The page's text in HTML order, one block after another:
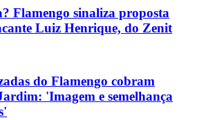
Flamengo sinaliza proposta
Luiz Henrique, do Zenit
do Flamengo cobram
'Imagem e semelhança